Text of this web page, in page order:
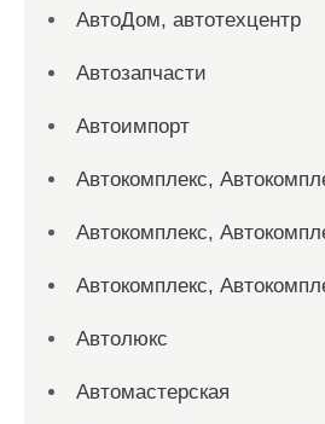
АвтоДом, автотехцентр
Автозапчасти
Автоимпорт
Автокомплекс,
Автокомплекс,
Автокомплекс,
Автолюкс
Автомастерская